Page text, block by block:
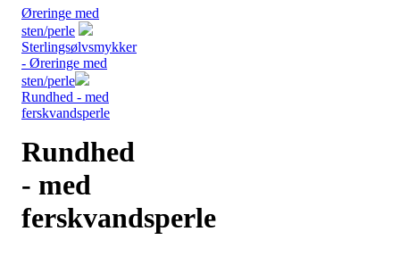
Øreringe med
sten/perle
Sterlingsølvsmykker
- Øreringe med
sten/perle
Rundhed - med
ferskvandsperle
Rundhed
- med
ferskvandsperle